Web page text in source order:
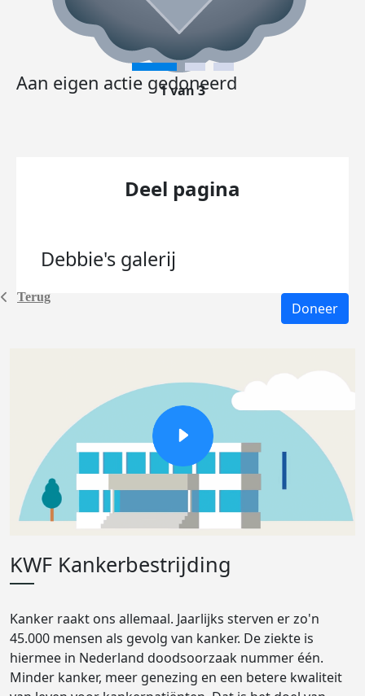
Terug
Aan eigen actie gedoneerd
1 van 3
Deel pagina
Debbie's galerij
Doneer
KWF Kankerbestrijding
Kanker raakt ons allemaal. Jaarlijks sterven er zo'n
45.000 mensen als gevolg van kanker. De ziekte is
hiermee in Nederland doodsoorzaak nummer één.
Minder kanker, meer genezing en een betere kwaliteit